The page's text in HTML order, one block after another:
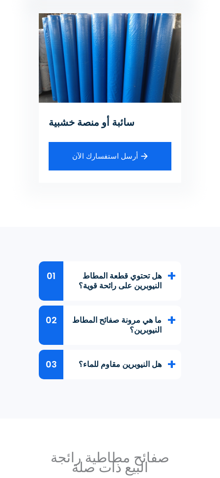
سائبة أو منصة خشبية
أرسل استفسارك الآن
هل تحتوي قطعة المطاط
النيوبرين على رائحة قوية؟
ما هي مرونة صفائح المطاط
النيوبرين؟
هل النيوبرين مقاوم للماء؟
صفائح مطاطية رائجة
البيع ذات صلة